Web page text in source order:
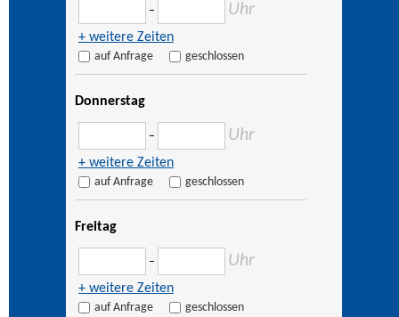
– Uhr
+ weitere Zeiten
auf Anfrage geschlossen
Donnerstag
– Uhr
+ weitere Zeiten
auf Anfrage geschlossen
Freitag
– Uhr
+ weitere Zeiten
auf Anfrage geschlossen